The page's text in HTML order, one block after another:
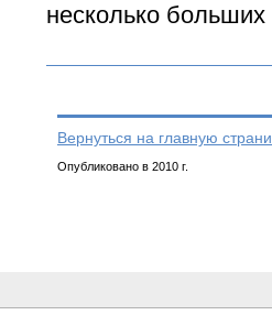
несколько больших
Вернуться на главную
Опубликовано в 2010 г.